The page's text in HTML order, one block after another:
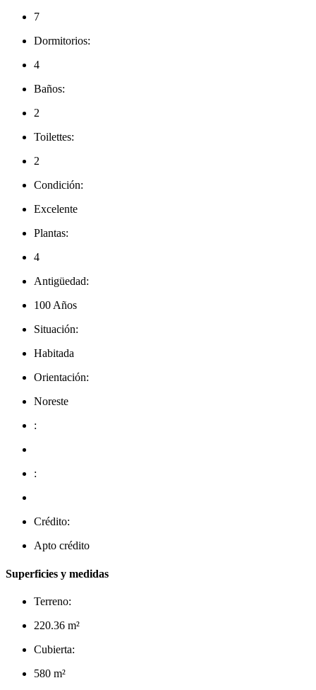
7
Dormitorios:
4
Baños:
2
Toilettes:
2
Condición:
Excelente
Plantas:
4
Antigüedad:
100 Años
Situación:
Habitada
Orientación:
Noreste
:
:
Crédito:
Apto crédito
Superficies y medidas
Terreno:
220.36 m²
Cubierta:
580 m²